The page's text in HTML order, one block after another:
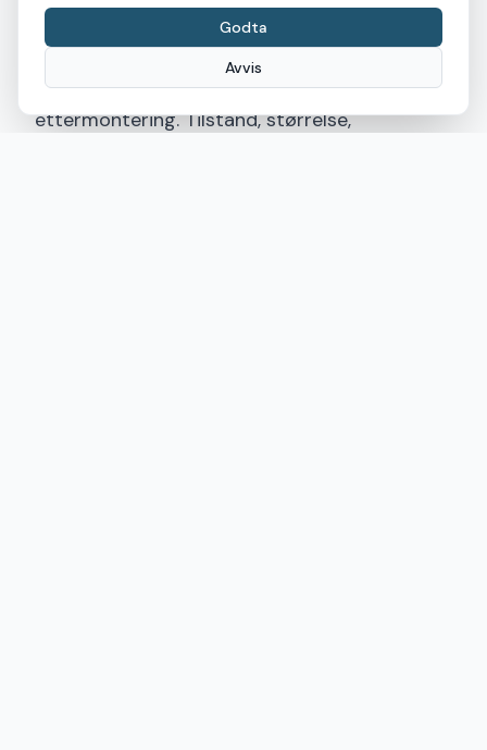
Godta
Avvis
økonomisk og operativt.
Samtidig finnes det grenser. Ikke alle
glassflater er like godt egnet for
ettermontering. Tilstand, størrelse,